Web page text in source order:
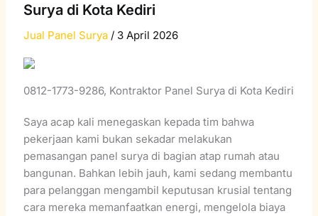
Surya di Kota Kediri
Jual Panel Surya / 3 April 2026
0812-1773-9286, Kontraktor Panel Surya di Kota Kediri
Saya acap kali menegaskan kepada tim bahwa
pekerjaan kami bukan sekadar melakukan
pemasangan panel surya di bagian atap rumah atau
bangunan. Bahkan lebih jauh, kami sedang membantu
para pelanggan mengambil keputusan krusial tentang
cara mereka memanfaatkan energi, mengelola biaya